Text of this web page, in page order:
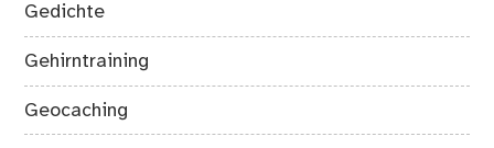
Gedichte
Gehirntraining
Geocaching